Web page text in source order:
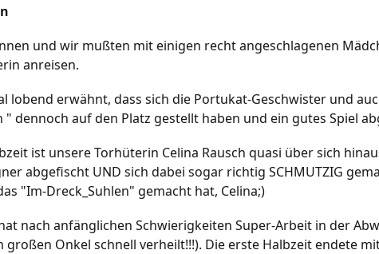
und wir mußten mit einigen recht angeschlagenen
anreisen.
lobend erwähnt, dass sich die Portukat-Geschwister und
" dennoch auf den Platz gestellt haben und ein gutes Spiel
ist unsere Torhüterin Celina Rausch quasi über sich
abgefischt UND sich dabei sogar richtig SCHMUTZIG
"Im-Dreck_Suhlen" gemacht hat, Celina;)
nach anfänglichen Schwierigkeiten Super-Arbeit in der
großen Onkel schnell verheilt!!!). Die erste Halbzeit endete